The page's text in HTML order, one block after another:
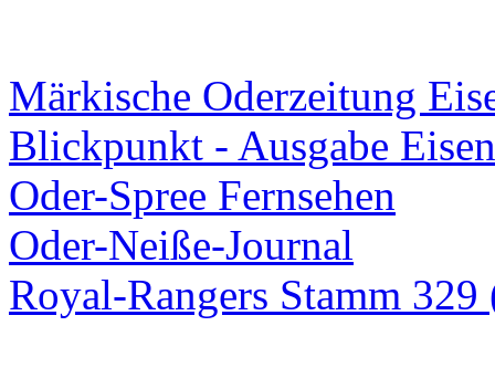
Märkische Oderzeitung
Blickpunkt - Ausgabe
Oder-Spree Fernsehen
Oder-Neiße-Journal
Royal-Rangers Stamm